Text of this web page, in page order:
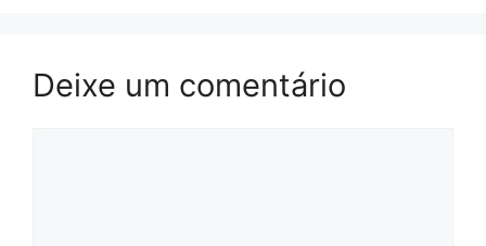
Deixe um comentário